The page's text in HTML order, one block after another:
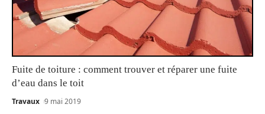
Fuite de toiture : comment trouver et réparer une fuite
d’eau dans le toit
Travaux 9 mai 2019